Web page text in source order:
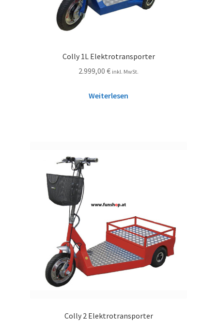
Colly 1L Elektrotransporter
2.999,00 € inkl. MwSt.
Weiterlesen
Colly 2 Elektrotransporter